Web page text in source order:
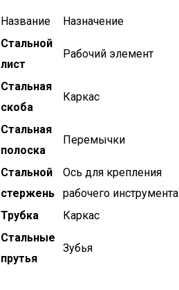
Название Назначение
Стальной
лист
Рабочий элемент
Стальная
скоба
Каркас
Стальная
полоска
Перемычки
Стальной
стержень
Ось для крепления
рабочего инструмента
Трубка Каркас
Стальные
прутья
Зубья